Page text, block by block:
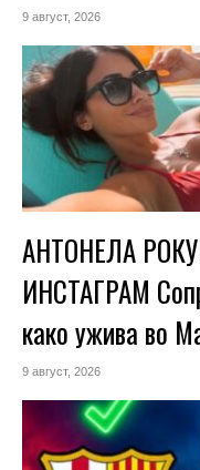
9 август, 2026
АНТОНЕЛА
ИНСТАГРАМ
како ужива во
9 август, 2026